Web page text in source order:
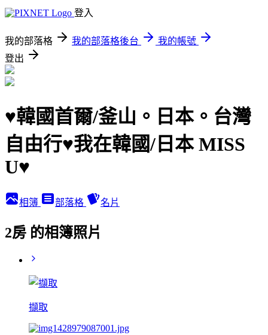
登入
我的部落格 我的部落格後台
我的帳號
登出
♥韓國首爾/釜山。日本。台灣
自由行♥我在韓國/日本 MISS
U♥
相簿 部落格 名片
2房 的相簿照片
擷取